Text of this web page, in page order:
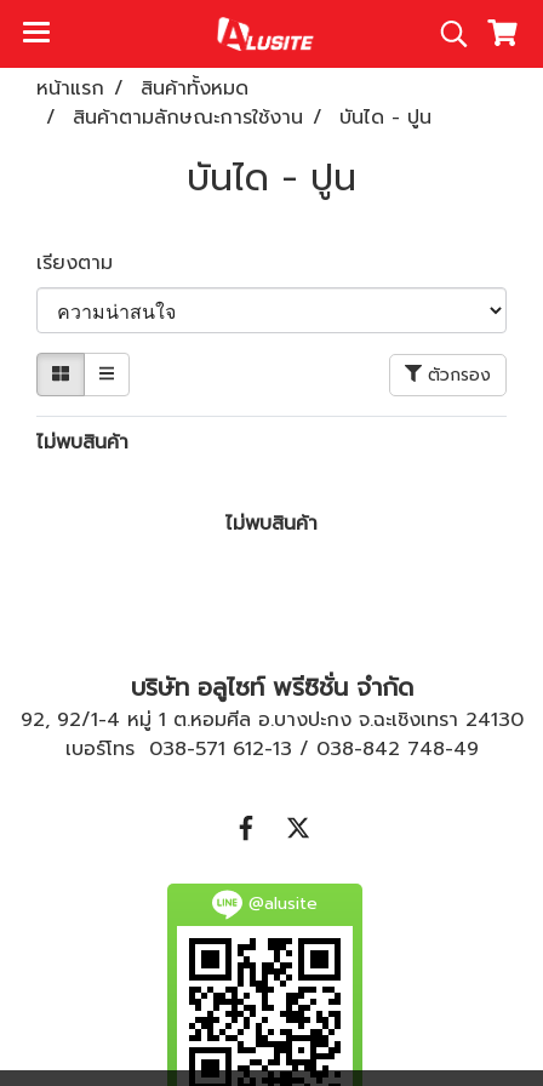
หน้าแรก
สินค้าทั้งหมด
สินค้าตามลักษณะการใช้งาน
บันได - ปูน
บันได - ปูน
เรียงตาม
ตัวกรอง
ไม่พบสินค้า
ไม่พบสินค้า
บริษัท อลูไซท์ พรีซิชั่น จำกัด
92, 92/1-4 หมู่ 1 ต.หอมศีล อ.บางปะกง จ.ฉะเชิงเทรา 24130
เบอร์โทร 038-571 612-13 / 038-842 748-49
@alusite